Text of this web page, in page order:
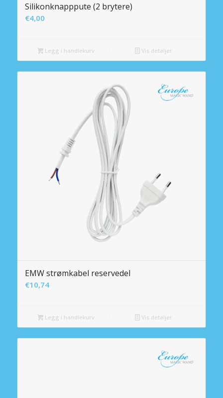
Silikonknapppute (2 brytere)
€4,00
Legg i handlekurv Vis detaljer
EMW strømkabel reservedel
€10,74
Legg i handlekurv Vis detaljer